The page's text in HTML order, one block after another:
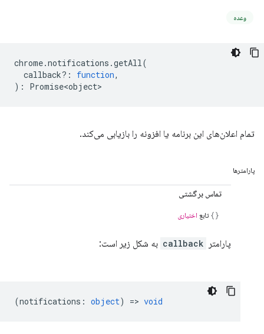
وعده
chrome.notifications .getAll(
callback? : function,
) : Promise<object>
تمام اعلان‌های این برنامه یا افزونه را بازیابی می‌کند.
پارامترها
تماس برگشتی
تابع اختیاری
پارامتر callback به شکل زیر است:
(notifications : object) => void